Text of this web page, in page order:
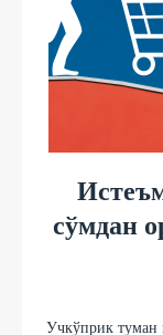
сўмдан
Учкўприк туман